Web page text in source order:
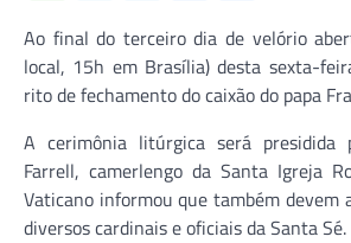
Ao final do terceiro dia de velório
local, 15h em Brasília) desta sexta-
rito de fechamento do caixão do papa
A cerimônia litúrgica será presidida
Farrell, camerlengo da Santa Igreja
Vaticano informou que também devem
diversos cardinais e oficiais da Santa Sé.